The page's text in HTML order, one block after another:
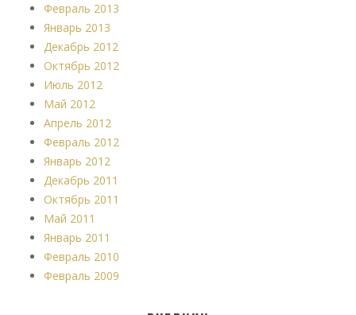
Февраль 2013
Январь 2013
Декабрь 2012
Октябрь 2012
Июль 2012
Май 2012
Апрель 2012
Февраль 2012
Январь 2012
Декабрь 2011
Октябрь 2011
Май 2011
Январь 2011
Февраль 2010
Февраль 2009